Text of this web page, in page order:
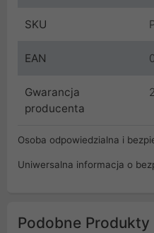
SKU
EAN
Gwarancja
producenta
Osoba odpowiedzialna i
Uniwersalna informacja o
Podobne Produkty